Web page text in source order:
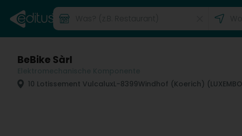
BeBike Sàrl
10 Lotissement VulcaluxL-8399Windhof (Koerich)